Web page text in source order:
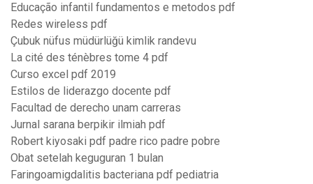
Educação infantil fundamentos e metodos pdf
Redes wireless pdf
Çubuk nüfus müdürlüğü kimlik randevu
La cité des ténèbres tome 4 pdf
Curso excel pdf 2019
Estilos de liderazgo docente pdf
Facultad de derecho unam carreras
Jurnal sarana berpikir ilmiah pdf
Robert kiyosaki pdf padre rico padre pobre
Obat setelah keguguran 1 bulan
Faringoamigdalitis bacteriana pdf pediatria